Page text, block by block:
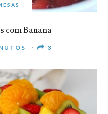
com Banana
3